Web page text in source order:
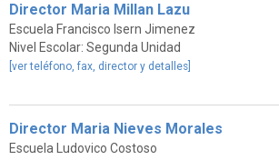
Director Maria Millan Lazu
Escuela Francisco Isern Jimenez
Nivel Escolar: Segunda Unidad
[ver teléfono, fax, director y detalles]
Director Maria Nieves Morales
Escuela Ludovico Costoso